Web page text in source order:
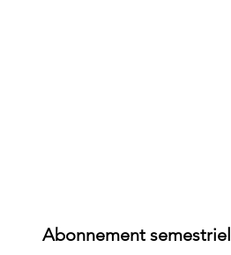
Abonnement semestriel